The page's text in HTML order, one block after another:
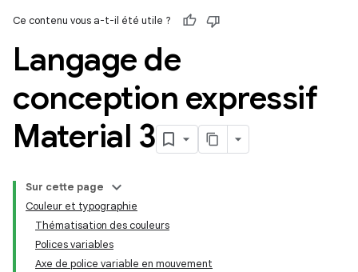
Ce contenu vous a-t-il été utile ?
Langage de
conception expressif
Material 3
Sur cette page
Couleur et typographie
Thématisation des couleurs
Polices variables
Axe de police variable en mouvement